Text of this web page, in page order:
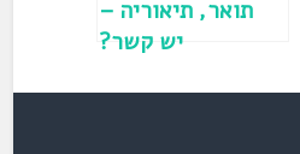
תואר, תיאוריה –
יש קשר?